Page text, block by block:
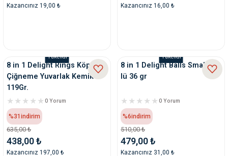
Kazancınız 19,00 ₺ Kazancınız 16,00 ₺
Tükendi
8 in 1 Delight Rings Köpek
Çiğneme Yuvarlak Kemik
119Gr.
0 Yorum
%31 indirim
635,00 ₺
438,00 ₺
Kazancınız 197,00 ₺
Tükendi
8 in 1 Delight Balls Small 4
lü 36 gr
0 Yorum
%6indirim
510,00 ₺
479,00 ₺
Kazancınız 31,00 ₺